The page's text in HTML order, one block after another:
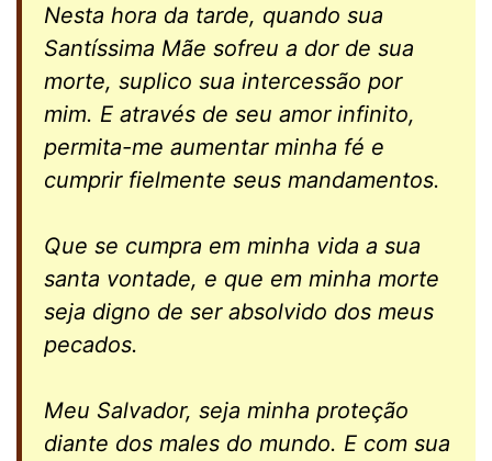
Nesta hora da tarde, quando sua
Santíssima Mãe sofreu a dor de sua
morte, suplico sua intercessão por
mim. E através de seu amor infinito,
permita-me aumentar minha fé e
cumprir fielmente seus mandamentos.
Que se cumpra em minha vida a sua
santa vontade, e que em minha morte
seja digno de ser absolvido dos meus
pecados.
Meu Salvador, seja minha proteção
diante dos males do mundo. E com sua